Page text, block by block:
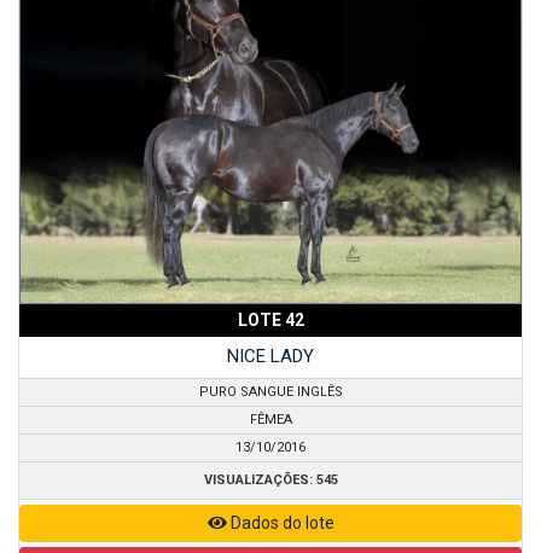
LOTE 42
NICE LADY
PURO SANGUE INGLÊS
FÊMEA
13/10/2016
VISUALIZAÇÕES: 545
Dados do lote